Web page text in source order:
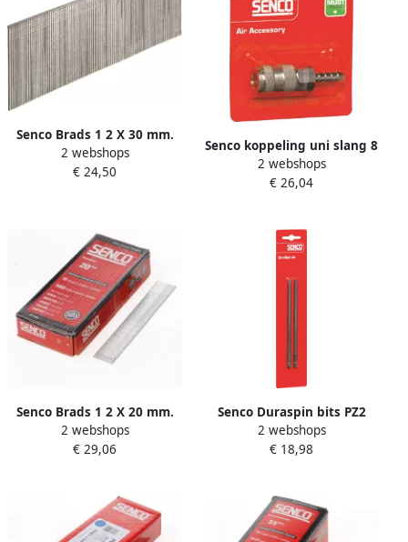
Senco Brads 1 2 X 30 mm.
gegalvaniseerd AY15EAAP
2 webshops
€ 24,50
Senco koppeling uni slang 8
0 mm. blister à 1 stuks
4000410
2 webshops
€ 26,04
Senco Brads 1 2 X 20 mm.
gegalvaniseerd AY11EAAP
2 webshops
€ 29,06
Senco Duraspin bits PZ2
Pozidrive 174mm. DS5525
DS5550 blister a 2st.
2 webshops
€ 18,98